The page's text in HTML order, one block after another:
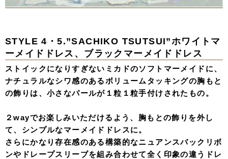
STYLE 4・5.”SACHIKO TSUTSUI”ホワイトマ
ーメイドドレス、ブラックマーメイドドレス
ストイックになりすぎないミカドのソフトマーメイドに、
ナチュラルなシワ感のあるボリュームタッキングの胸もと
の飾りは、小さなパールが１粒１粒手付けされたもの。
２wayでお楽しみいただけるよう、胸もとの飾りを外し
て、シンプルなマーメイドドレスに。
さらにかなり存在感のある構築的なニュアンスバックリボ
ンやドレープスリーブを組み合わせて全く印象の違うドレ